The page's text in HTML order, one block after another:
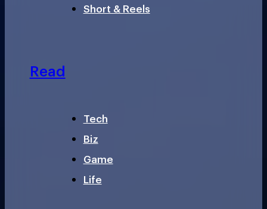
Short & Reels
Read
Tech
Biz
Game
Life